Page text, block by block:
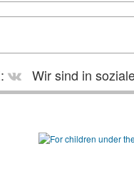
Wir sind in